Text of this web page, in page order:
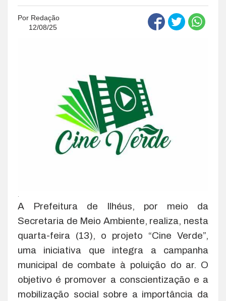
Por Redação
12/08/25
A Prefeitura de Ilhéus, por meio da
Secretaria de Meio Ambiente, realiza, nesta
quarta-feira (13), o projeto “Cine Verde”,
uma iniciativa que integra a campanha
municipal de combate à poluição do ar. O
objetivo é promover a conscientização e a
mobilização social sobre a importância da